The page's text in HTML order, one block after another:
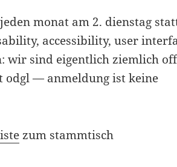
monat am 2. dienstag
accessibility, user
wir sind eigentlich ziemlich
odgl — anmeldung ist keine
zum stammtisch